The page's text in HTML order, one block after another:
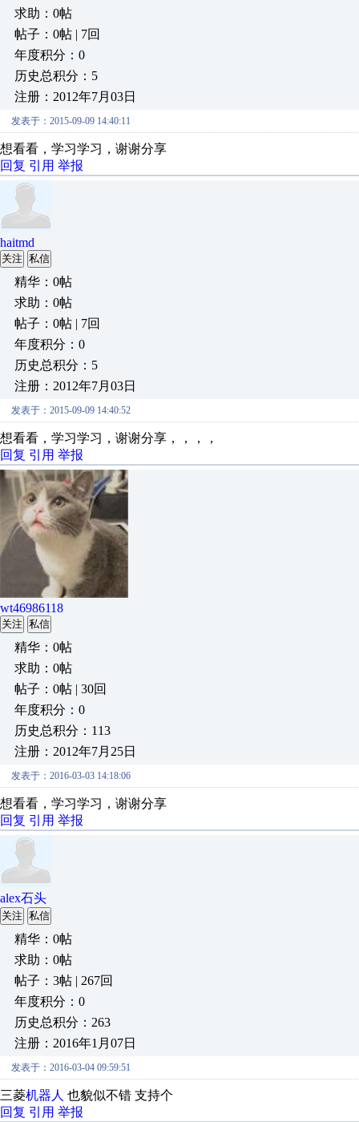
求助：0帖
帖子：0帖 | 7回
年度积分：0
历史总积分：5
注册：2012年7月03日
发表于：2015-09-09 14:40:11
想看看，学习学习，谢谢分享
回复 引用 举报
haitmd
关注 私信
精华：0帖
求助：0帖
帖子：0帖 | 7回
年度积分：0
历史总积分：5
注册：2012年7月03日
发表于：2015-09-09 14:40:52
想看看，学习学习，谢谢分享，，，，
回复 引用 举报
wt46986118
关注 私信
精华：0帖
求助：0帖
帖子：0帖 | 30回
年度积分：0
历史总积分：113
注册：2012年7月25日
发表于：2016-03-03 14:18:06
想看看，学习学习，谢谢分享
回复 引用 举报
alex石头
关注 私信
精华：0帖
求助：0帖
帖子：3帖 | 267回
年度积分：0
历史总积分：263
注册：2016年1月07日
发表于：2016-03-04 09:59:51
三菱机器人 也貌似不错 支持个
回复 引用 举报